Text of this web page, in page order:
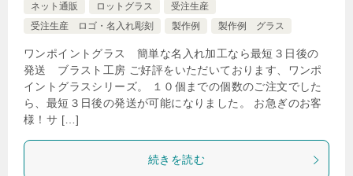
ネット通販
ロットグラス
受注生産
受注生産 ロゴ・名入れ彫刻
製作例 製作例 グラス
ワンポイントグラス 簡単な名入れ加工なら最短３日後の
発送 ブラスト工房 ご好評をいただいております、ワンポ
イントグラスシリーズ。 １０個までの個数のご注文でした
ら、最短３日後の発送が可能になりました。 お急ぎのお客
様！サ […]
続きを読む